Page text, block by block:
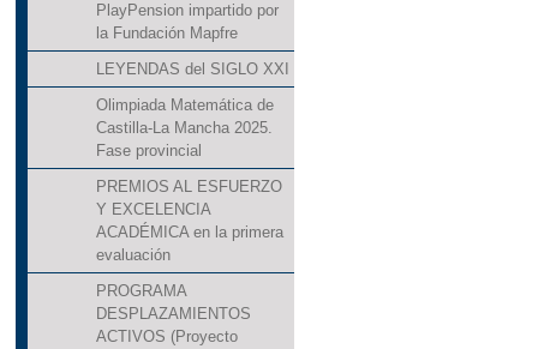
PlayPension impartido por
la Fundación Mapfre
LEYENDAS del SIGLO XXI
Olimpiada Matemática de
Castilla-La Mancha 2025.
Fase provincial
PREMIOS AL ESFUERZO
Y EXCELENCIA
ACADÉMICA en la primera
evaluación
PROGRAMA
DESPLAZAMIENTOS
ACTIVOS (Proyecto